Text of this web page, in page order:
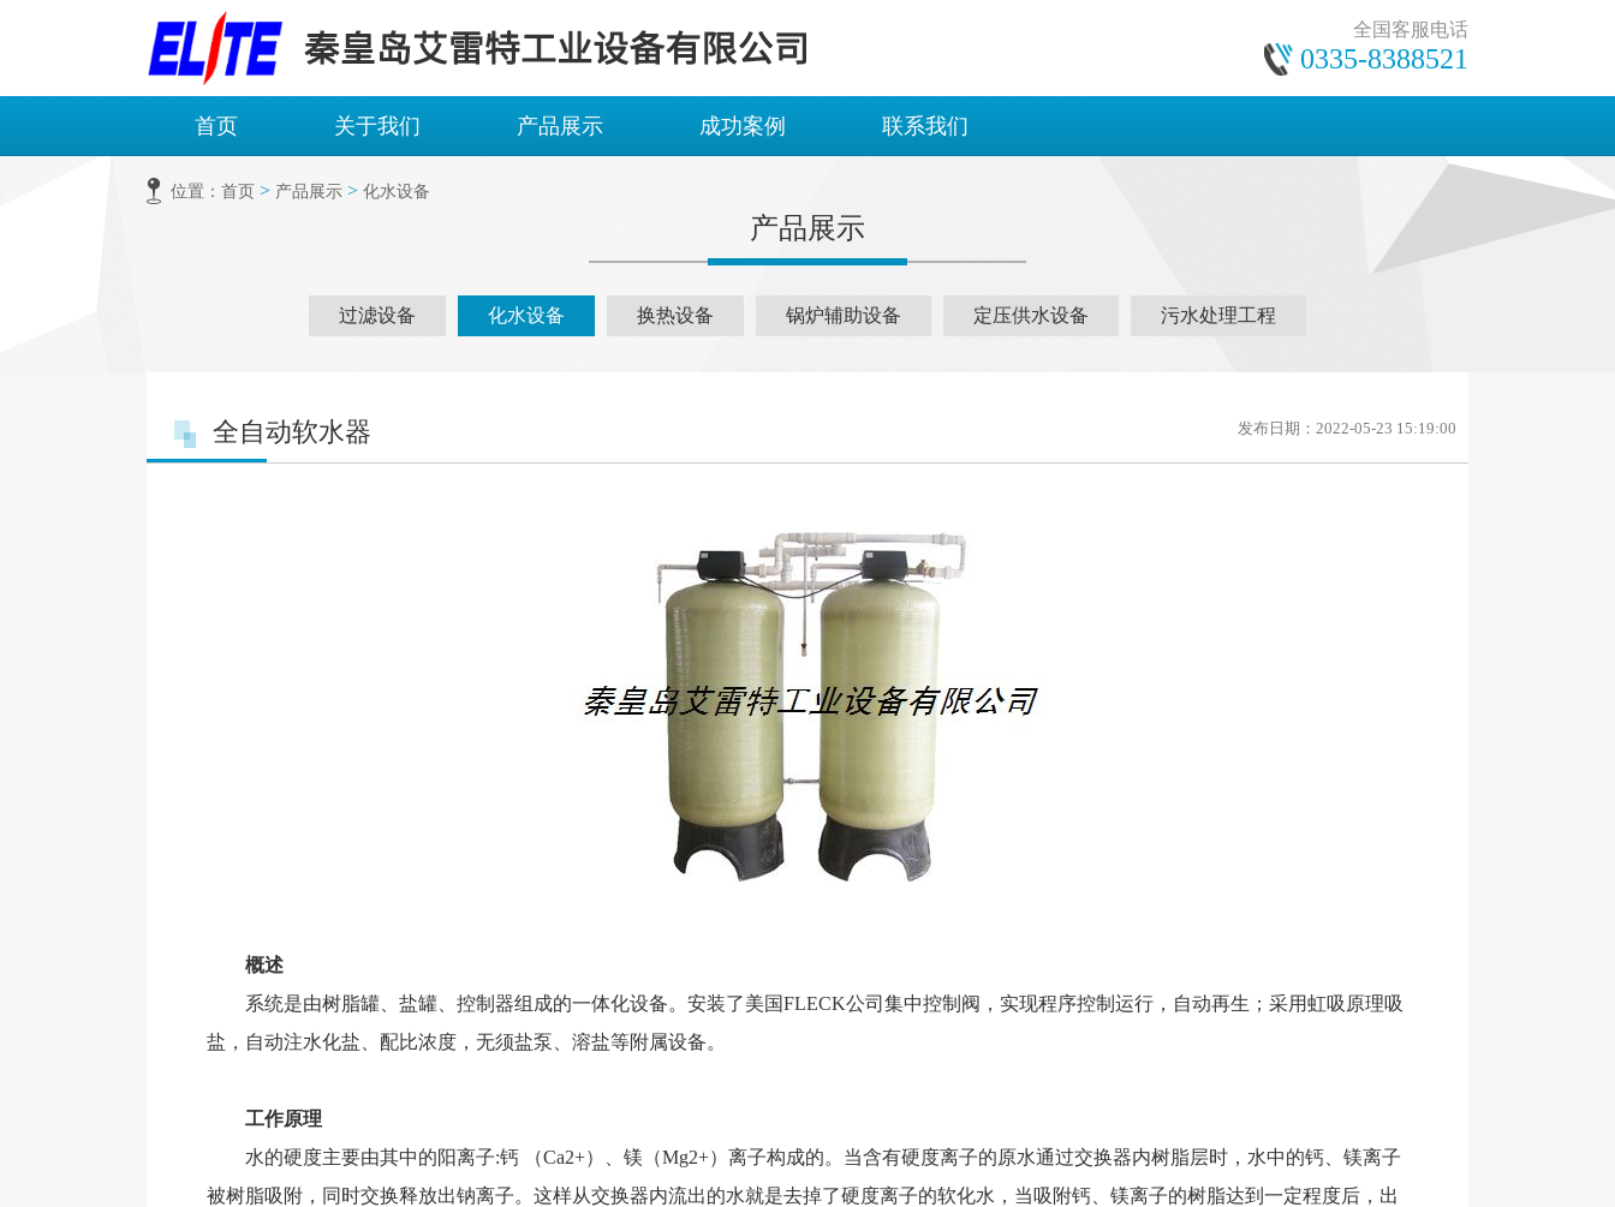
全国客服电话
0335-8388521
首页 关于我们 产品展示 成功案例 联系我们
位置： 首页 > 产品展示 > 化水设备
产品展示
过滤设备 化水设备 换热设备 锅炉辅助设备 定压供水设备 污水处理工程
全自动软水器 发布日期：2022-05-23 15:19:00
概述
系统是由树脂罐、盐罐、控制器组成的一体化设备。安装了美国FLECK公司集中控制阀，实现程序控制运行，自动再生；采用虹吸原理吸
盐，自动注水化盐、配比浓度，无须盐泵、溶盐等附属设备。
工作原理
水的硬度主要由其中的阳离子:钙 （Ca2+）、镁（Mg2+）离子构成的。当含有硬度离子的原水通过交换器内树脂层时，水中的钙、镁离子
被树脂吸附，同时交换释放出钠离子。这样从交换器内流出的水就是去掉了硬度离子的软化水，当吸附钙、镁离子的树脂达到一定程度后，出